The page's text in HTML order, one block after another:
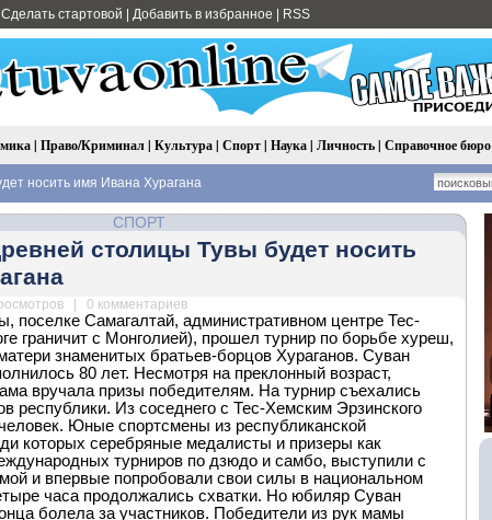
Сделать стартовой Добавить в избранное RSS
| Право/Криминал| Культура| Спорт| Наука| Личность| Справочное бюро
носить имя Ивана Хурагана
СПОРТ
столицы Тувы будет носить
| 0 комментариев
поселке Самагалтай, административном центре Тес-
граничит с Монголией), прошел турнир по борьбе хуреш,
знаменитых братьев-борцов Хураганов. Суван
80 лет. Несмотря на преклонный возраст,
вручала призы победителям. На турнир съехались
республики. Из соседнего с Тес-Хемским Эрзинского
Юные спортсмены из республиканской
которых серебряные медалисты и призеры как
турниров по дзюдо и самбо, выступили с
и впервые попробовали свои силы в национальном
часа продолжались схватки. Но юбиляр Суван
болела за участников. Победители из рук мамы